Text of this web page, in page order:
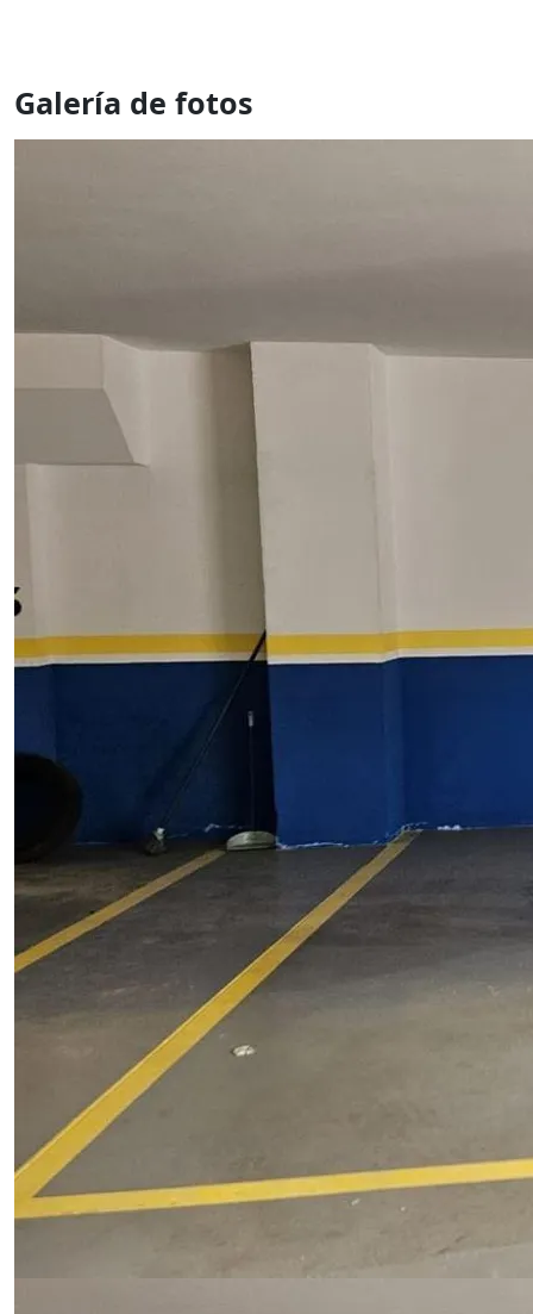
Galería de fotos